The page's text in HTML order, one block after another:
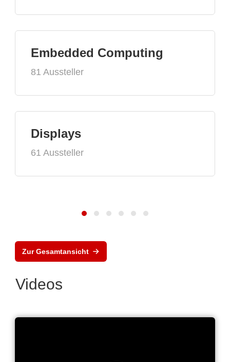
Embedded Computing
81 Aussteller
Displays
61 Aussteller
Zur Gesamtansicht
Videos